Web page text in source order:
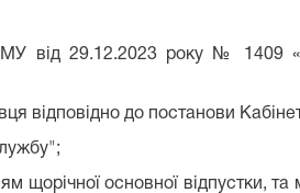
від 29.12.2023 року № 1409
відповідно до постанови
щорічної основної відпустки,